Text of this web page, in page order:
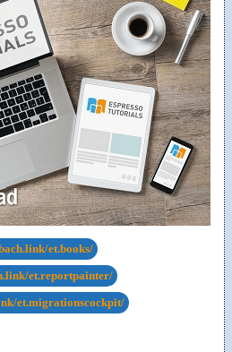
et.books/
et.reportpainter/
et.migrationscockpit/